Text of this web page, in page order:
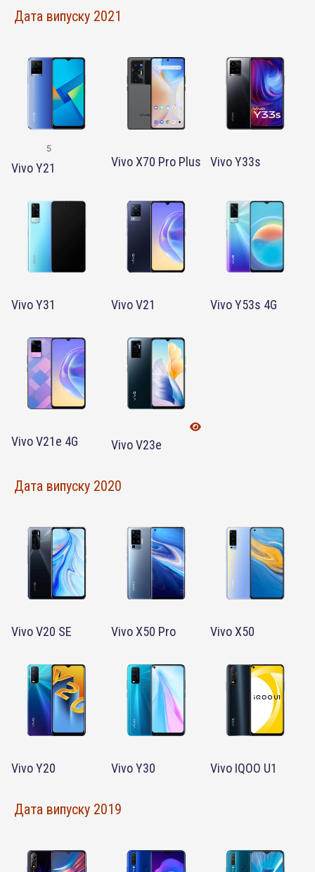
Дата випуску 2021
5
Vivo Y21 Vivo X70 Pro Plus Vivo Y33s
Vivo Y31 Vivo V21 Vivo Y53s 4G
Vivo V21e 4G Vivo V23e
Дата випуску 2020
Vivo V20 SE Vivo X50 Pro Vivo X50
Vivo Y20 Vivo Y30 Vivo IQOO U1
Дата випуску 2019